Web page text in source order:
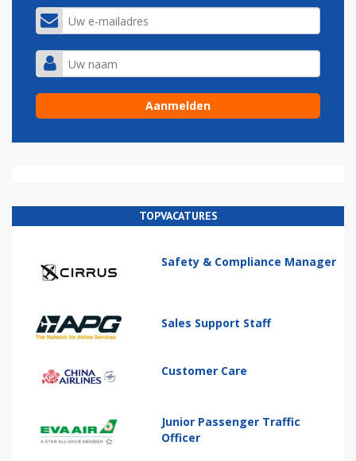
TOPVACATURES
Safety & Compliance Manager
Sales Support Staff
Customer Care
Junior Passenger Traffic
Officer